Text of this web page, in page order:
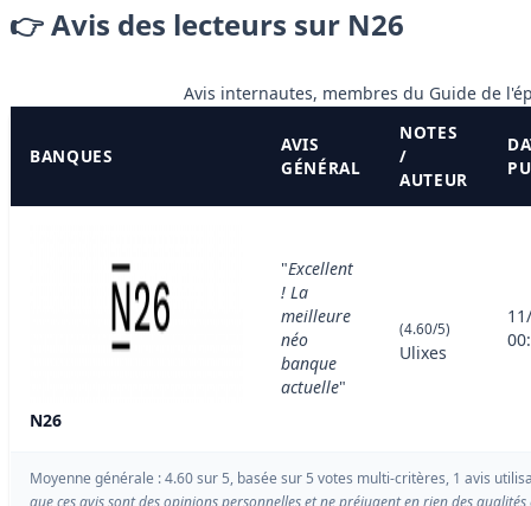
👉 Avis des lecteurs sur N26
Avis internautes, membres du Guide de
BANQUES
AVIS
GÉNÉRAL
NOTES
/
AUTEUR
N26
"Excellent
! La
meilleure
néo
banque
actuelle"
(4.60/5)
Ulixes
Moyenne générale : 4.60 sur 5, basée sur 5 votes multi-critères, 1 avis
que ces avis sont des opinions personnelles et ne préjugent en rien des